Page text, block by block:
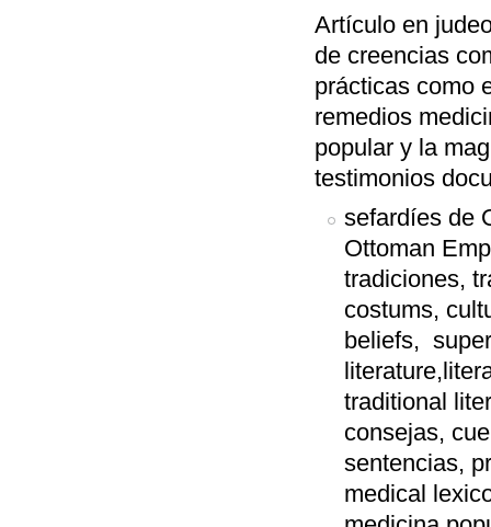
Artículo en
de creencias
prácticas como
remedios
popular y la
testimonios
sefardíes de
Ottoman
tradiciones,
costums,
beliefs,
traditional
consejas,
sentencias,
medical